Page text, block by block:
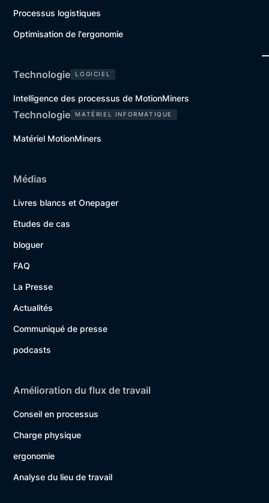
Processus logistiques
Optimisation de l'ergonomie
Technologie LOGICIEL
Intelligence des processus de MotionMiners
Technologie MATÉRIEL INFORMATIQUE
Matériel MotionMiners
Médias
Livres blancs et Onepager
Etudes de cas
bloguer
FAQ
La Presse
Actualités
Communiqué de presse
podcasts
Amélioration du flux de travail
Conseil en processus
Charge physique
ergonomie
Analyse du lieu de travail